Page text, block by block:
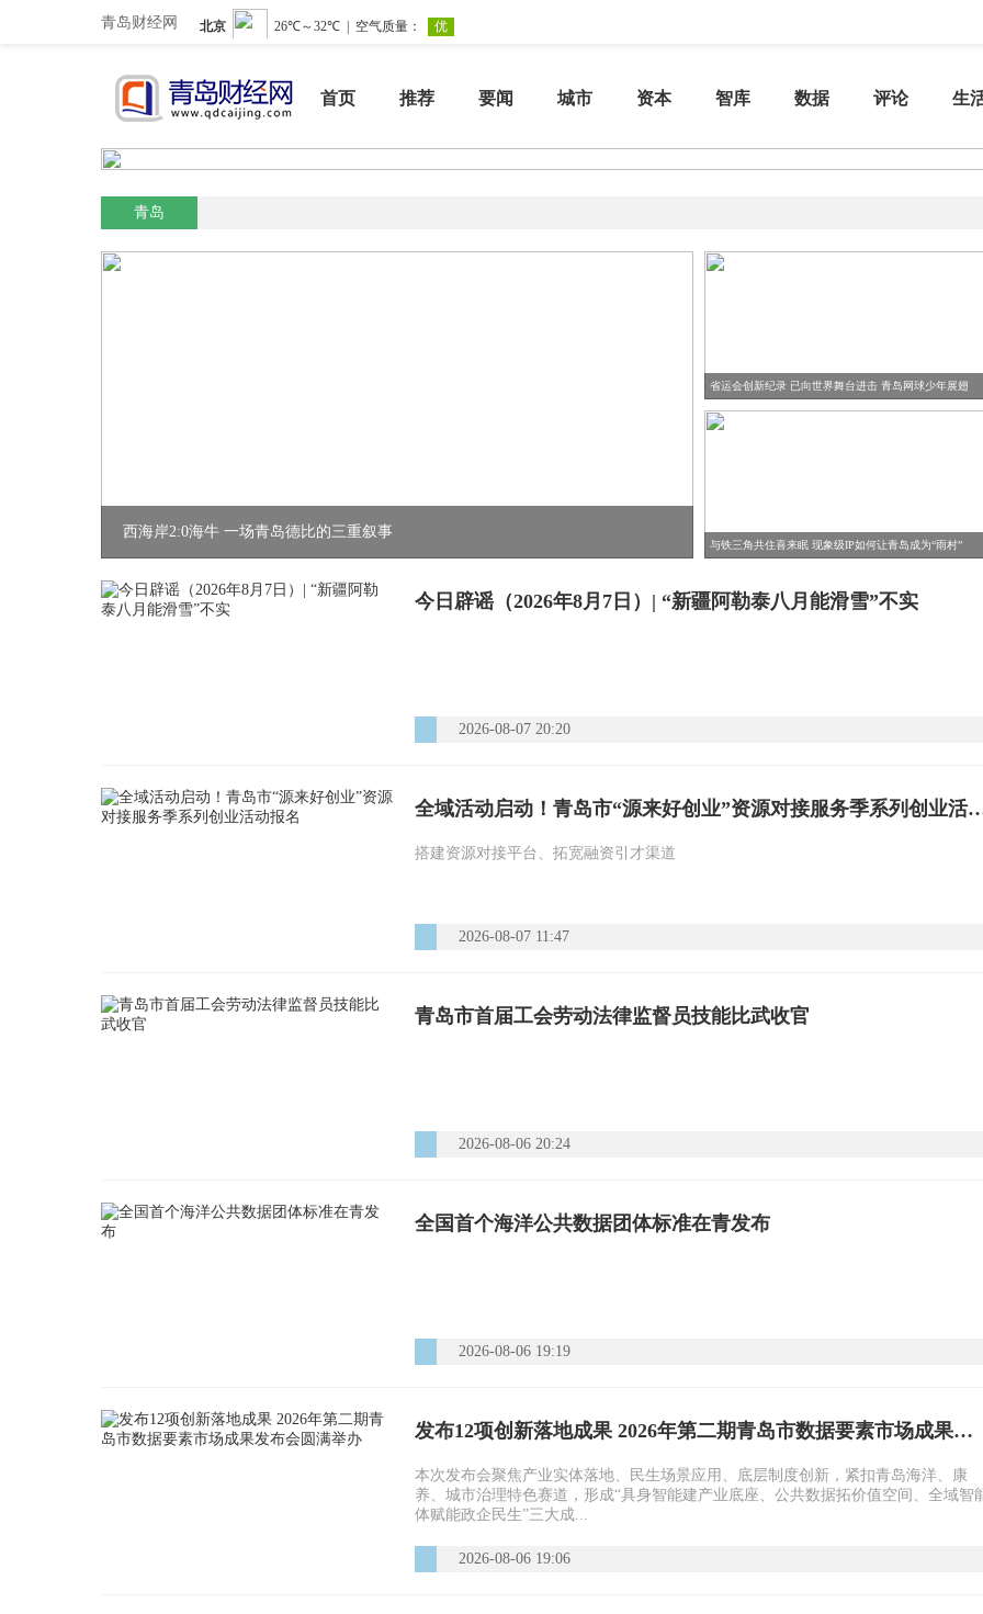
青岛财经网
首页 推荐 要闻 城市 资本 智库 数据 评论 生
青岛
西海岸2:0海牛 一场青岛德比的三重叙事
省运会创新纪录 已向世界舞台进击 青岛网球少年展翅
与铁三角共住喜来眠 现象级IP如何让青岛成为“雨村”
今日辟谣（2026年8月7日）| “新疆阿勒泰八月能滑雪”不实
2026-08-07 20:20
全域活动启动！青岛市“源来好创业”资源
搭建资源对接平台、拓宽融资引才渠道
2026-08-07 11:47
青岛市首届工会劳动法律监督员技能比武收官
2026-08-06 20:24
全国首个海洋公共数据团体标准在青发布
2026-08-06 19:19
发布12项创新落地成果 2026年第二期青岛市数据要素市场成果发布会圆满举办
本次发布会聚焦产业实体落地、民生场景应用、底层制度创新，紧扣青岛海洋、康
养、城市治理特色赛道，形成“具身智能建产业底座、公共数据拓价值空间、全域智
体赋能政企民生”三大成...
2026-08-06 19:06